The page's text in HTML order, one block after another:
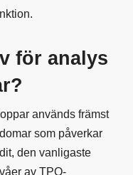
för analys
används främst
som påverkar
den vanligaste
av TPO-